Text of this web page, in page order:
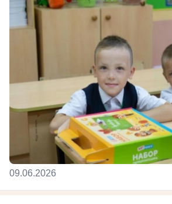
09.06.2026